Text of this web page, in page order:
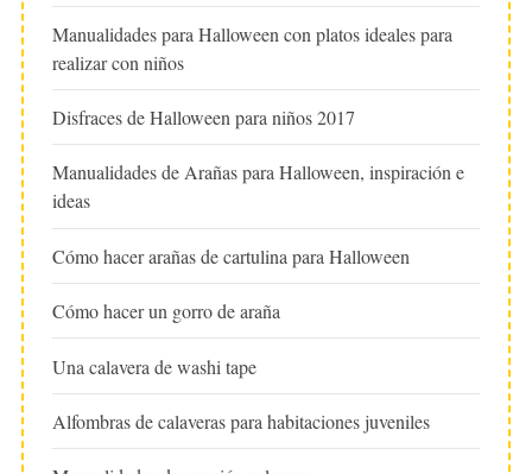
Manualidades para Halloween con platos ideales para
realizar con niños
Disfraces de Halloween para niños 2017
Manualidades de Arañas para Halloween, inspiración e
ideas
Cómo hacer arañas de cartulina para Halloween
Cómo hacer un gorro de araña
Una calavera de washi tape
Alfombras de calaveras para habitaciones juveniles